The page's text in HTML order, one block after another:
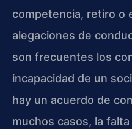
competencia, retiro o
alegaciones de
son frecuentes los
incapacidad de un
hay un acuerdo de
muchos casos, la